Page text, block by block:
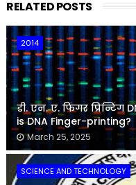
RELATED POSTS
2014
डी. एन. ए. फिंगर प्रिन्टिंग
is DNA Finger-printing?
March 25, 2025
SCIENCE AND TECHNOLOGY